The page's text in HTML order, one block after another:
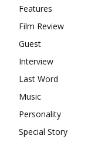
Features
Film Review
Guest
Interview
Last Word
Music
Personality
Special Story